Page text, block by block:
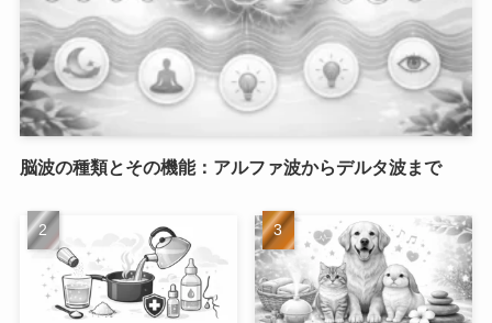
脳波の種類とその機能：アルファ波からデルタ波まで